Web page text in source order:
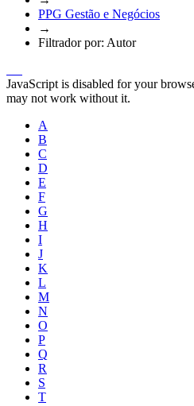
PPG Gestão e Negócios
→
Filtrador por: Autor
JavaScript is disabled for your
may not work without it.
A
B
C
D
E
F
G
H
I
J
K
L
M
N
O
P
Q
R
S
T